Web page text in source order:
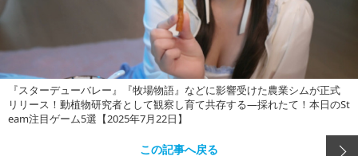
『スターデューバレー』『牧場物語』などに影響受けた農業シムが正式
リリース！動植物研究者として観察し育て共存する―採れたて！本日のSt
eam注目ゲーム5選【2025年7月22日】
この記事へ戻る